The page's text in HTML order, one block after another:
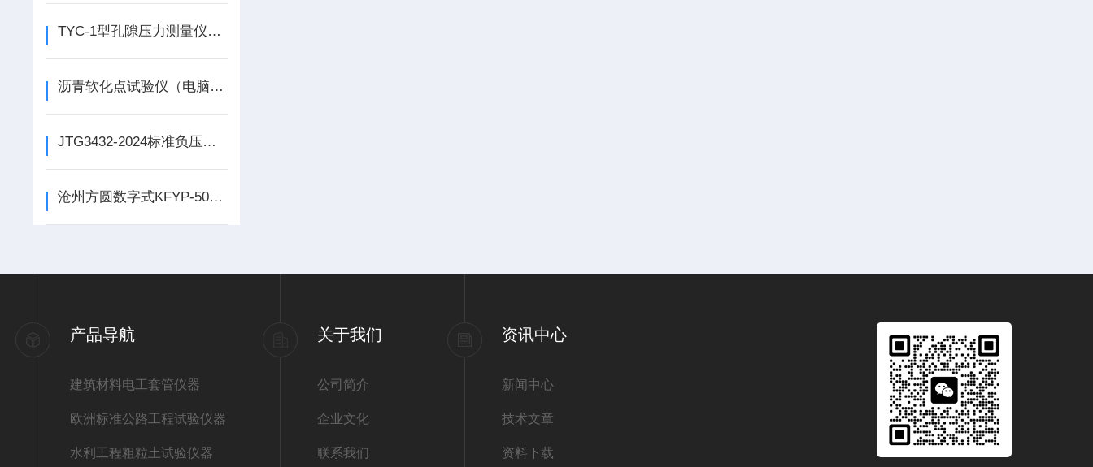
TYC-1型孔隙压力测量仪技术参数
沥青软化点试验仪（电脑四路液晶） 技术参数
JTG3432-2024标准负压式填充料筛分测试仪
沧州方圆数字式KFYP-50型岩石膨胀压力试验仪试验记录
产品导航
建筑材料电工套管仪器
欧洲标准公路工程试验仪器
水利工程粗粒土试验仪器
关于我们
公司简介
企业文化
联系我们
资讯中心
新闻中心
技术文章
资料下载